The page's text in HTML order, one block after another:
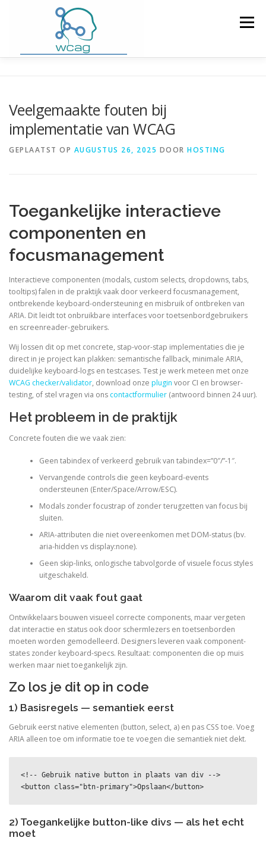
Menu
WCAG CHECKER / VALIDATOR BLOG
Veelgemaakte fouten bij
implementatie van WCAG
GEPLAATST OP AUGUSTUS 26, 2025 DOOR HOSTING
Toegankelijke interactieve
componenten en
focusmanagement
Interactieve componenten (modals, custom selects, dropdowns, tabs,
tooltips) falen in de praktijk vaak door verkeerd focusmanagement,
ontbrekende keyboard-ondersteuning en misbruik of ontbreken van
ARIA. Dit leidt tot onbruikbare interfaces voor toetsenbordgebruikers
en screenreader-gebruikers.
Wij lossen dit op met concrete, stap-voor-stap implementaties die je
direct in je project kan plakken: semantische fallback, minimale ARIA,
duidelijke keyboard-logs en testcases. Test je werk meteen met onze
WCAG checker/validator, download onze plugin voor CI en browser-
testing, of stel vragen via ons contactformulier (antwoord binnen 24 uur).
Het probleem in de praktijk
Concrete fouten die we vaak zien:
Geen tabindex of verkeerd gebruik van tabindex=”0″/”-1″.
Vervangende controls die geen keyboard-events
ondersteunen (Enter/Space/Arrow/ESC).
Modals zonder focustrap of zonder terugzetten van focus bij
sluiten.
ARIA-attributen die niet overeenkomen met DOM-status (bv.
aria-hidden vs display:none).
Geen skip-links, onlogische tabvolgorde of visuele focus styles
uitgeschakeld.
Waarom dit vaak fout gaat
Ontwikkelaars bouwen visueel correcte components, maar vergeten
dat interactie en status ook door schermlezers en toetsenborden
moeten worden gemodelleerd. Designers leveren vaak component-
states zonder keyboard-specs. Resultaat: componenten die op muis
werken maar niet toegankelijk zijn.
Zo los je dit op in code
1) Basisregels — semantiek eerst
Gebruik eerst native elementen (button, select, a) en pas CSS toe. Voeg
ARIA alleen toe om informatie toe te voegen die semantiek niet dekt.
<!-- Gebruik native button in plaats van div -->
<button class="btn-primary">Opslaan</button>
2) Toegankelijke button-like divs — als het echt
moet